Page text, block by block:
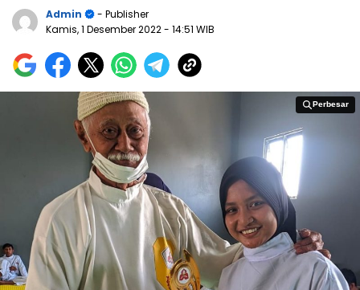
Admin
- Publisher
Kamis, 1 Desember 2022- 14:51 WIB
Perbesar
Perbesar